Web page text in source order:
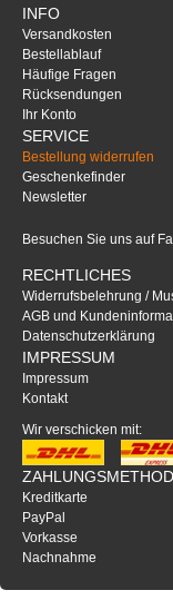
INFO
Versandkosten
Bestellablauf
Häufige Fragen
Rücksendungen
Ihr Konto
SERVICE
Bestellung widerrufen
Geschenkefinder
Newsletter
Besuchen Sie uns auf
RECHTLICHES
Widerrufsbelehrung /
AGB und
Datenschutzerklärung
IMPRESSUM
Impressum
Kontakt
Wir verschicken mit:
Kreditkarte
PayPal
Vorkasse
Nachnahme